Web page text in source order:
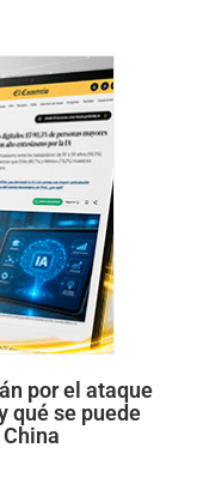
por el ataque
qué se puede